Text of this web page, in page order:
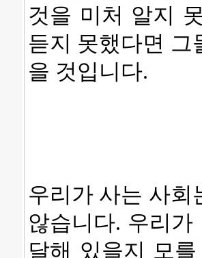
것을 미처 알지
듣지 못했다면 그
을 것입니다.
우리가 사는 사회
않습니다. 우리
달해 있을지 모